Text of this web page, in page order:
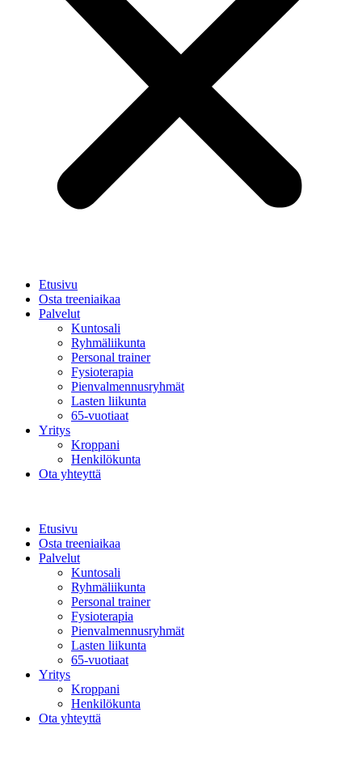
Etusivu
Osta treeniaikaa
Palvelut
Kuntosali
Ryhmäliikunta
Personal trainer
Fysioterapia
Pienvalmennusryhmät
Lasten liikunta
65-vuotiaat
Yritys
Kroppani
Henkilökunta
Ota yhteyttä
Etusivu
Osta treeniaikaa
Palvelut
Kuntosali
Ryhmäliikunta
Personal trainer
Fysioterapia
Pienvalmennusryhmät
Lasten liikunta
65-vuotiaat
Yritys
Kroppani
Henkilökunta
Ota yhteyttä